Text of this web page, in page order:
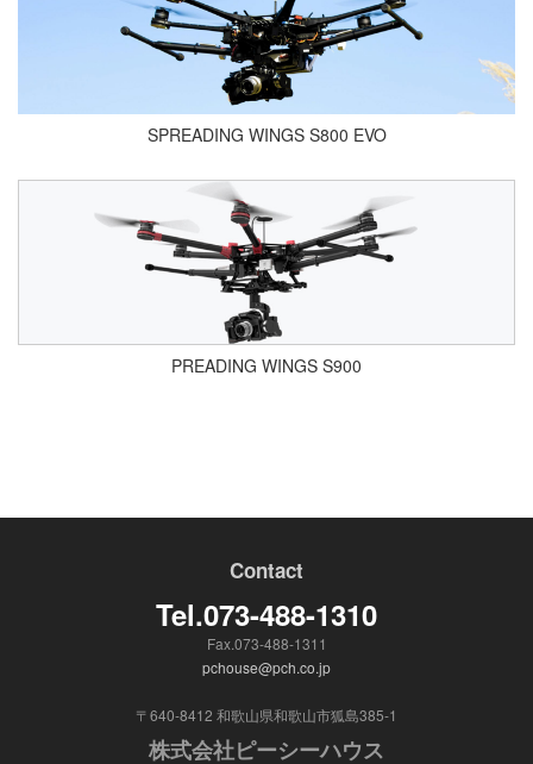
SPREADING WINGS S800 EVO
PREADING WINGS S900
Contact
Tel.073-488-1310
Fax.073-488-1311
pchouse@pch.co.jp
〒640-8412 和歌山県和歌山市狐島385-1
株式会社ピーシーハウス